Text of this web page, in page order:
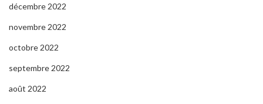
décembre 2022
novembre 2022
octobre 2022
septembre 2022
août 2022